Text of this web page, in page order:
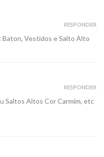
Baton, Vestidos e Salto Alto
RESPONDER
Saltos Altos Cor Carmim, etc
RESPONDER